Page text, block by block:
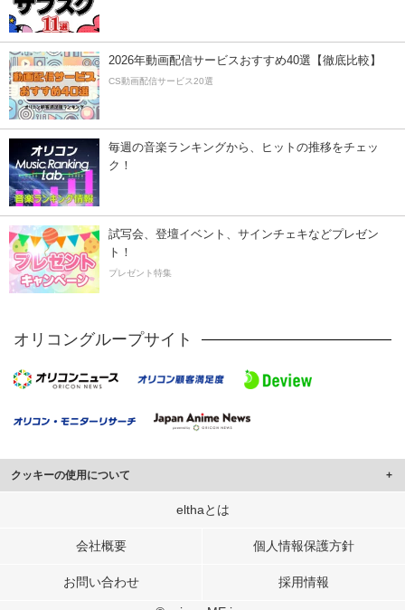
2026年動画配信サービスおすすめ40選【徹底比較】
CS動画配信サービス20選
毎週の音楽ランキングから、ヒットの推移をチェッ
ク！
試写会、登壇イベント、サインチェキなどプレゼン
ト！
プレゼント特集
オリコングループサイト
クッキーの使用について
このサイトでは Cookie を使用して、ユーザーに合わせたコンテンツや広告の
行っています。
メディアや広告配信、データ解析の各パートナーに提供しています。
elthaとは
会社概要 個人情報保護方針
お問い合わせ 採用情報